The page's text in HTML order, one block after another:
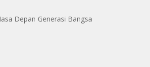
Depan Generasi Bangsa